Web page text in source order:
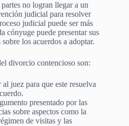
no logran llegar a un
judicial para resolver
judicial puede ser más
cónyuge puede presentar sus
los acuerdos a adoptar.
divorcio contencioso son:
juez para que este resuelva
presentado por las
sobre aspectos como la
de visitas y las